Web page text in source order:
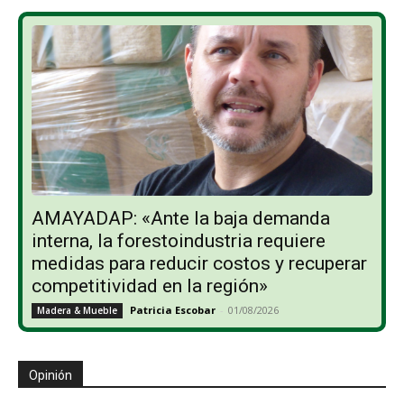
AMAYADAP: «Ante la baja demanda
interna, la forestoindustria requiere
medidas para reducir costos y recuperar
competitividad en la región»
Madera & Mueble Patricia Escobar - 01/08/2026
Opinión